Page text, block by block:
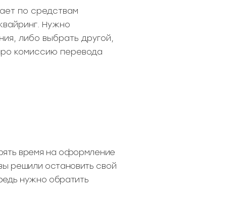
по средствам
Нужно
либо выбрать другой,
комиссию перевода
время на оформление
решили остановить свой
нужно обратить